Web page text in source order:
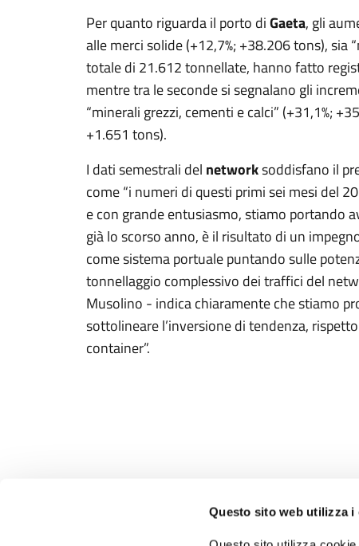
Questo sito web utilizza i
Per quanto riguarda il porto diGaeta, gli
alle merci solide (+12,7%; +38.206 tons), sia
totale di 21.612 tonnellate, hanno fatto
mentre tra le seconde si segnalano gli
“minerali grezzi, cementi e calci” (+31,1%;
+1.651 tons).
I dati semestrali del networksoddisfano il
come “i numeri di questi primi sei mesi del
e con grande entusiasmo, stiamo portando
già lo scorso anno, è il risultato di un
come sistema portuale puntando sulle
tonnellaggio complessivo dei traffici del
Musolino - indica chiaramente che stiamo
sottolineare l’inversione di tendenza,
container”.
Autorità di Sistema
Portuale del Mar Tirreno